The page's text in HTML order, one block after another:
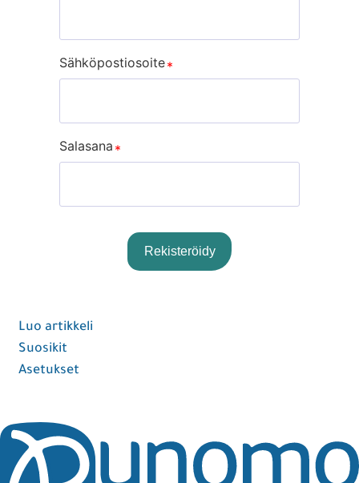
Sähköpostiosoite
Salasana
Rekisteröidy
Luo artikkeli
Suosikit
Asetukset